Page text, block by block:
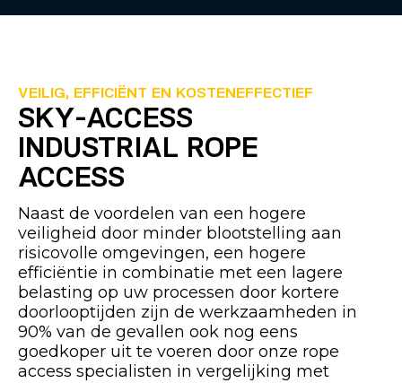
VEILIG, EFFICIËNT EN KOSTENEFFECTIEF
SKY-ACCESS
INDUSTRIAL ROPE
ACCESS
Naast de voordelen van een hogere
veiligheid door minder blootstelling aan
risicovolle omgevingen, een hogere
efficiëntie in combinatie met een lagere
belasting op uw processen door kortere
doorlooptijden zijn de werkzaamheden in
90% van de gevallen ook nog eens
goedkoper uit te voeren door onze rope
access specialisten in vergelijking met